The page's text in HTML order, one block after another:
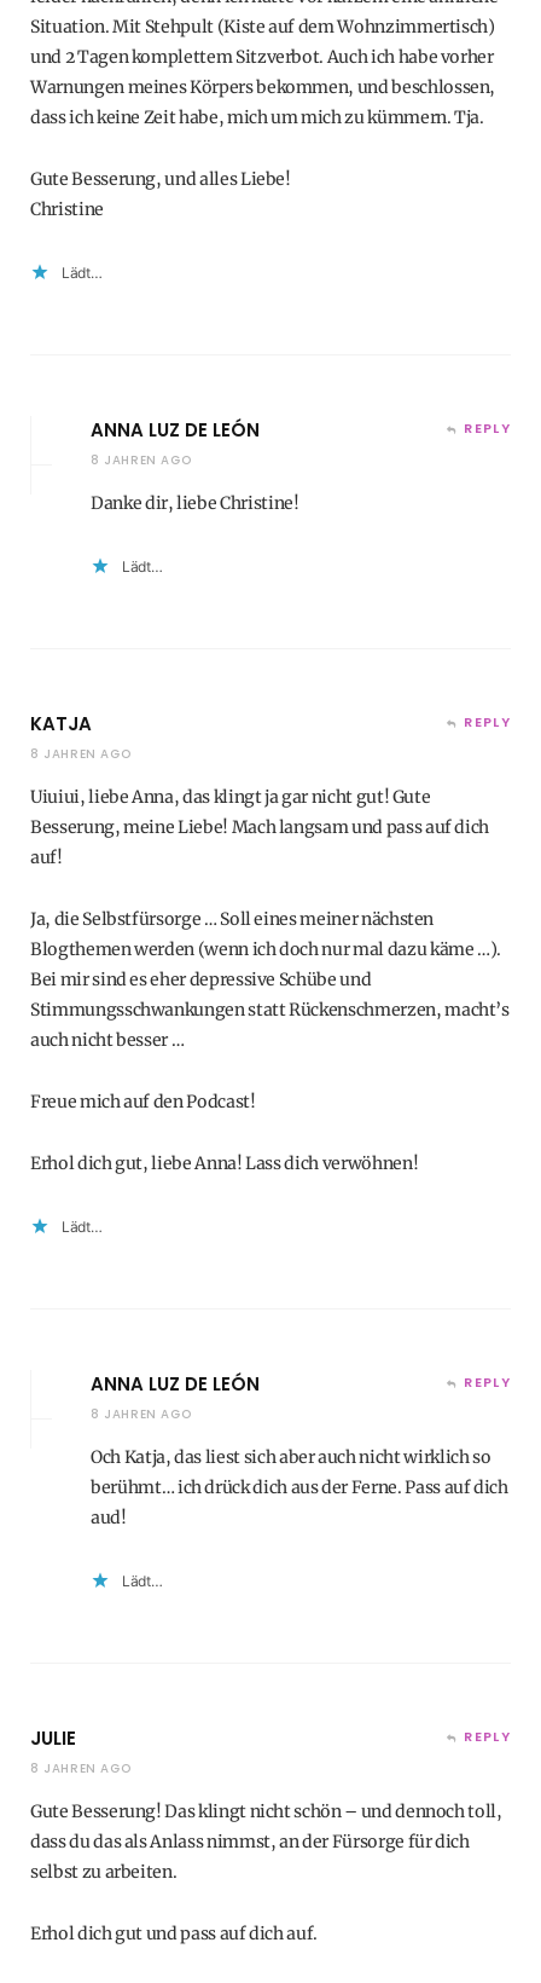
Situation. Mit Stehpult (Kiste auf dem Wohnzimmertisch)
und 2 Tagen komplettem Sitzverbot. Auch ich habe vorher
Warnungen meines Körpers bekommen, und beschlossen,
dass ich keine Zeit habe, mich um mich zu kümmern. Tja.
Gute Besserung, und alles Liebe!
Christine
Lädt…
ANNA LUZ DE LEÓN
8 JAHREN AGO
REPLY
Danke dir, liebe Christine!
Lädt…
KATJA
8 JAHREN AGO
REPLY
Uiuiui, liebe Anna, das klingt ja gar nicht gut! Gute
Besserung, meine Liebe! Mach langsam und pass auf dich
auf!
Ja, die Selbstfürsorge … Soll eines meiner nächsten
Blogthemen werden (wenn ich doch nur mal dazu käme …).
Bei mir sind es eher depressive Schübe und
Stimmungsschwankungen statt Rückenschmerzen, macht’s
auch nicht besser …
Freue mich auf den Podcast!
Erhol dich gut, liebe Anna! Lass dich verwöhnen!
Lädt…
ANNA LUZ DE LEÓN
8 JAHREN AGO
REPLY
Och Katja, das liest sich aber auch nicht wirklich so
berühmt… ich drück dich aus der Ferne. Pass auf dich
aud!
Lädt…
JULIE
8 JAHREN AGO
REPLY
Gute Besserung! Das klingt nicht schön – und dennoch toll,
dass du das als Anlass nimmst, an der Fürsorge für dich
selbst zu arbeiten.
Erhol dich gut und pass auf dich auf.